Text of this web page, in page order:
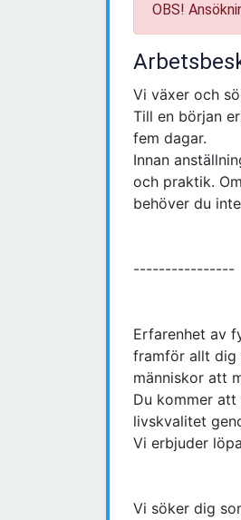
OBS!
Vi växer och
Till en början
fem dagar.
Innan
och praktik.
behöver du
----------------
Erfarenhet av
framför allt dig
människor att
Du kommer
livskvalitet
Vi erbjuder
Vi söker dig